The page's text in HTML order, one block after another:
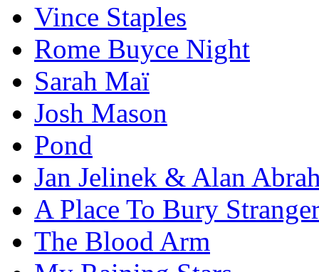
Vince Staples
Rome Buyce Night
Sarah Maï
Josh Mason
Pond
Jan Jelinek & Alan
A Place To Bury
The Blood Arm